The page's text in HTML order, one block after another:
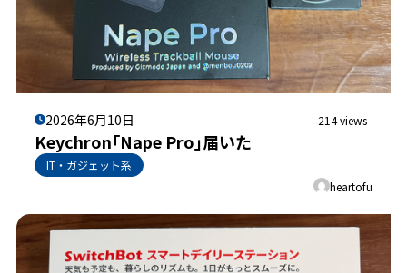
2026年6月10日 214 views
Keychron｢Nape Pro｣届いた
IT・ガジェット系
heartofu